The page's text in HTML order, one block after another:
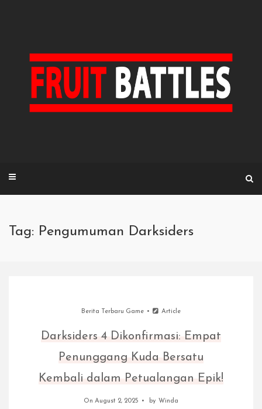
Tag: Pengumuman Darksiders
Berita Terbaru Game Article
Darksiders 4 Dikonfirmasi: Empat
Penunggang Kuda Bersatu
Kembali dalam Petualangan Epik!
On August 2, 2025 by Winda